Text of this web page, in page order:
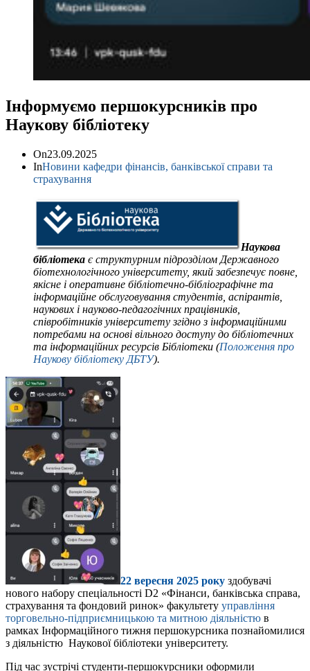
Інформуємо першокурсників про
Наукову бібліотеку
On23.09.2025
InНовини кафедри фінансів, банківської справи та
страхування
Наукова
бібліотека є структурним підрозділом Державного
біотехнологічного університету, який забезпечує повне,
якісне і оперативне бібліотечно-бібліографічне та
інформаційне обслуговування студентів, аспірантів,
наукових і науково-педагогічних працівників,
співробітників університету згідно з інформаційними
потребами на основі вільного доступу до бібліотечних
та інформаційних ресурсів Бібліотеки (Положення про
Наукову бібліотеку ДБТУ).
22 вересня 2025 року здобувачі
нового набору спеціальності D2 «Фінанси, банківська справа,
страхування та фондовий ринок» факультету управління
торговельно-підприємницькою та митною діяльністю в
рамках Інформаційного тижня першокурсника познайомилися
з діяльністю Наукової бібліотеки університету.
Під час зустрічі студенти-першокурсники оформили